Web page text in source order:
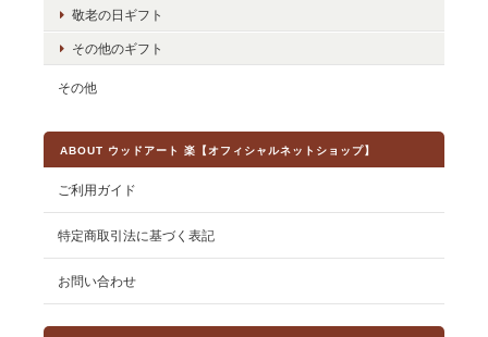
敬老の日ギフト
その他のギフト
その他
ABOUT ウッドアート 楽【オフィシャルネットショップ】
ご利用ガイド
特定商取引法に基づく表記
お問い合わせ